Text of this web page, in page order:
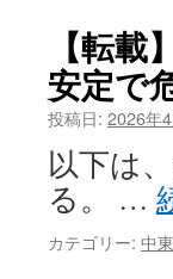
【転
安定で
投稿日: 2026年
以下は
る。 …
カテゴリー: 中